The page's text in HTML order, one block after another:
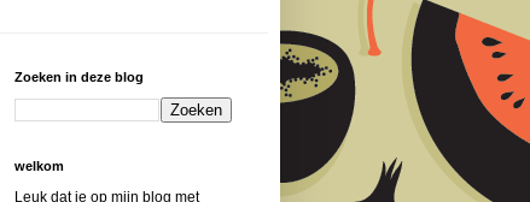
Zoeken in deze blog
welkom
Leuk dat je op mijn blog met